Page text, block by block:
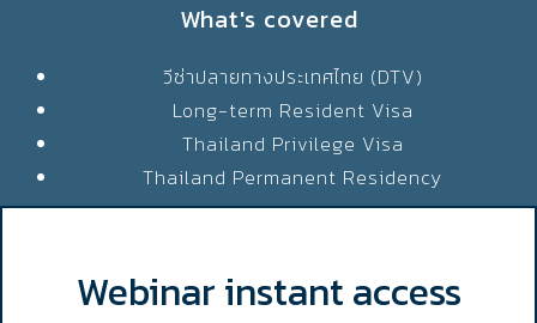
What's covered
วีซ่าปลายทางประเทศไทย (DTV)
Long-term Resident Visa
Thailand Privilege Visa
Thailand Permanent Residency
Webinar instant access